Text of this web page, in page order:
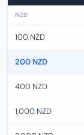
NZD
100 NZD
200 NZD
400 NZD
1,000 NZD